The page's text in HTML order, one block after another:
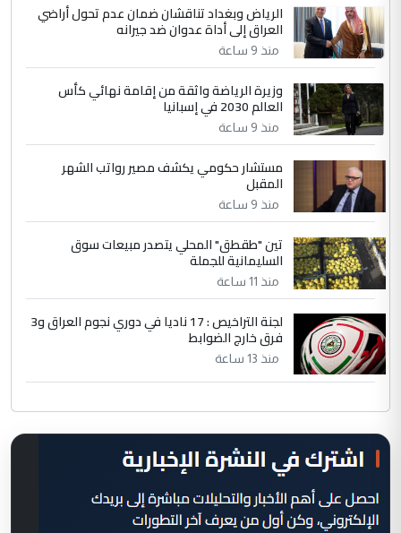
الرياض وبغداد تناقشان ضمان عدم تحول أراضي
العراق إلى أداة عدوان ضد جيرانه
منذ 9 ساعة
وزيرة الرياضة واثقة من إقامة نهائي كأس
العالم 2030 في إسبانيا
منذ 9 ساعة
مستشار حكومي يكشف مصير رواتب الشهر
المقبل
منذ 9 ساعة
تين "طقطق" المحلي يتصدر مبيعات سوق
السليمانية للجملة
منذ 11 ساعة
لجنة التراخيص : 17 ناديا في دوري نجوم العراق و3
فرق خارج الضوابط
منذ 13 ساعة